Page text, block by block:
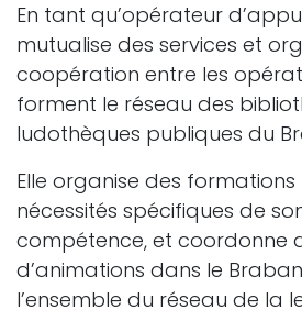
En tant qu’opérateur
mutualise des services et
coopération entre les
forment le réseau des
ludothèques publiques du
Elle organise des
nécessités spécifiques de
compétence, et coordonne
d’animations dans le
l’ensemble du réseau de la